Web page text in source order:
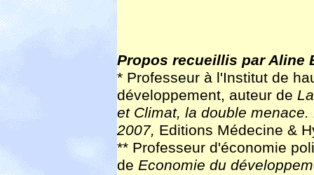
Propos recueillis par Aline
* Professeur à l'Institut de
développement, auteur de
et Climat, la double
2007, Editions Médecine &
** Professeur d'économie
de Economie du